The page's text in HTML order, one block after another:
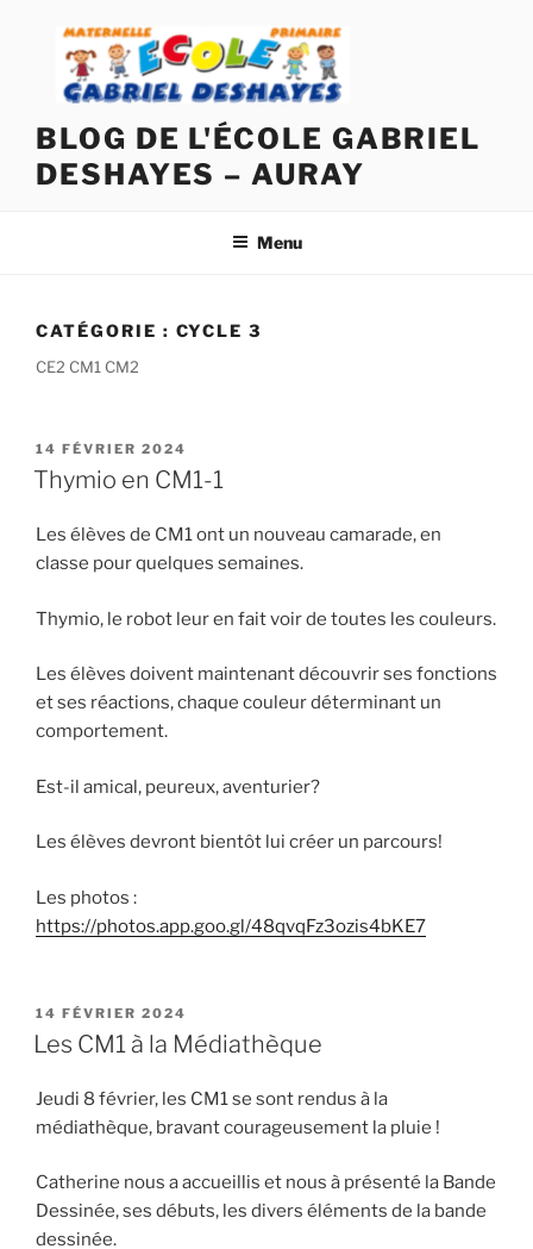
principal
BLOG DE L'ÉCOLE GABRIEL
DESHAYES – AURAY
Menu
CATÉGORIE : CYCLE 3
CE2 CM1 CM2
PUBLIÉ
LE
14 FÉVRIER 2024
Thymio en CM1-1
Les élèves de CM1 ont un nouveau camarade, en
classe pour quelques semaines.
Thymio, le robot leur en fait voir de toutes les couleurs.
Les élèves doivent maintenant découvrir ses fonctions
et ses réactions, chaque couleur déterminant un
comportement.
Est-il amical, peureux, aventurier?
Les élèves devront bientôt lui créer un parcours!
Les photos :
https://photos.app.goo.gl/48qvqFz3ozis4bKE7
PUBLIÉ
LE
14 FÉVRIER 2024
Les CM1 à la Médiathèque
Jeudi 8 février, les CM1 se sont rendus à la
médiathèque, bravant courageusement la pluie !
Catherine nous a accueillis et nous à présenté la Bande
Dessinée, ses débuts, les divers éléments de la bande
dessinée.